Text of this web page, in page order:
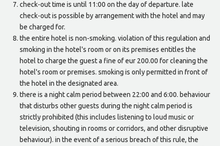
check-out time is until 11:00 on the day of departure. late
check-out is possible by arrangement with the hotel and may
be charged for.
the entire hotel is non-smoking. violation of this regulation and
smoking in the hotel's room or on its premises entitles the
hotel to charge the guest a fine of eur 200.00 for cleaning the
hotel's room or premises. smoking is only permitted in front of
the hotel in the designated area.
there is a night calm period between 22:00 and 6:00. behaviour
that disturbs other guests during the night calm period is
strictly prohibited (this includes listening to loud music or
television, shouting in rooms or corridors, and other disruptive
behaviour). in the event of a serious breach of this rule, the